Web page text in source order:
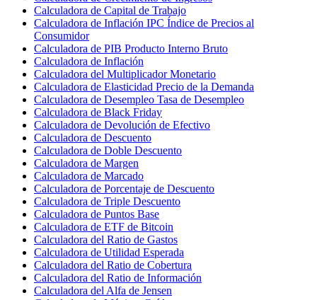
Calculadora de Capital de Trabajo
Calculadora de Inflación IPC Índice de Precios al
Consumidor
Calculadora de PIB Producto Interno Bruto
Calculadora de Inflación
Calculadora del Multiplicador Monetario
Calculadora de Elasticidad Precio de la Demanda
Calculadora de Desempleo Tasa de Desempleo
Calculadora de Black Friday
Calculadora de Devolución de Efectivo
Calculadora de Descuento
Calculadora de Doble Descuento
Calculadora de Margen
Calculadora de Marcado
Calculadora de Porcentaje de Descuento
Calculadora de Triple Descuento
Calculadora de Puntos Base
Calculadora de ETF de Bitcoin
Calculadora del Ratio de Gastos
Calculadora de Utilidad Esperada
Calculadora del Ratio de Cobertura
Calculadora del Ratio de Información
Calculadora del Alfa de Jensen